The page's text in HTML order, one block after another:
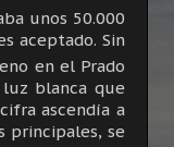
unos 50.000
aceptado. Sin
en el Prado
blanca que
ascendía a
principales, se